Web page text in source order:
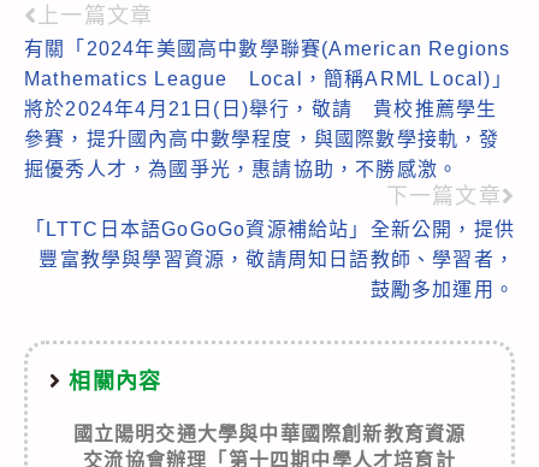
Read
more
articles
上一篇文章
有關「2024年美國高中數學聯賽(American Regions
Mathematics League Local，簡稱ARML Local)」
將於2024年4月21日(日)舉行，敬請 貴校推薦學生
參賽，提升國內高中數學程度，與國際數學接軌，發
掘優秀人才，為國爭光，惠請協助，不勝感激。
下一篇文章
「LTTC日本語GoGoGo資源補給站」全新公開，提供
豐富教學與學習資源，敬請周知日語教師、學習者，
鼓勵多加運用。
相關內容
國立陽明交通大學與中華國際創新教育資源
交流協會辦理「第十四期中學人才培育計